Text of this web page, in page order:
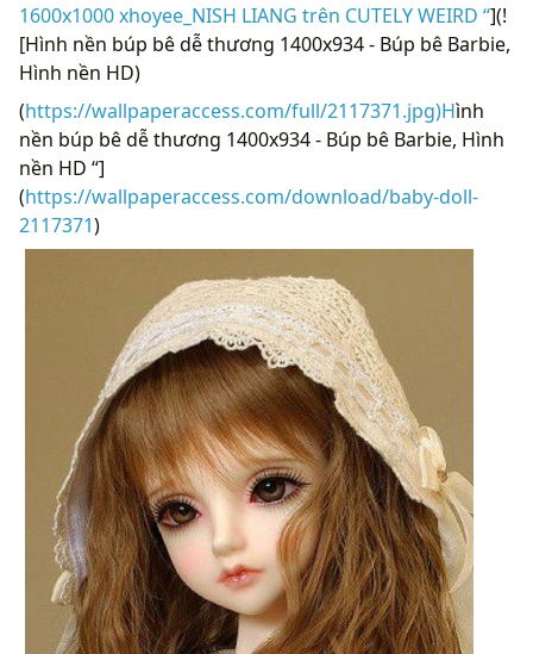
1600x1000 xhoyee_NISH LIANG trên CUTELY WEIRD “](!
[Hình nền búp bê dễ thương 1400x934 - Búp bê Barbie,
Hình nền HD)
(https://wallpaperaccess.com/full/2117371.jpg)Hình
nền búp bê dễ thương 1400x934 - Búp bê Barbie, Hình
nền HD “]
(https://wallpaperaccess.com/download/baby-doll-
2117371)